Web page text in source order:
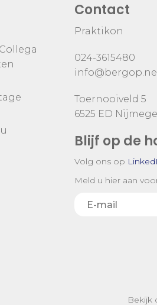
Contact
Praktikon
024-3615480
Toernooiveld 5
6525 ED
Blijf op de
Volg ons op
Meld u hier aan
Bekijk